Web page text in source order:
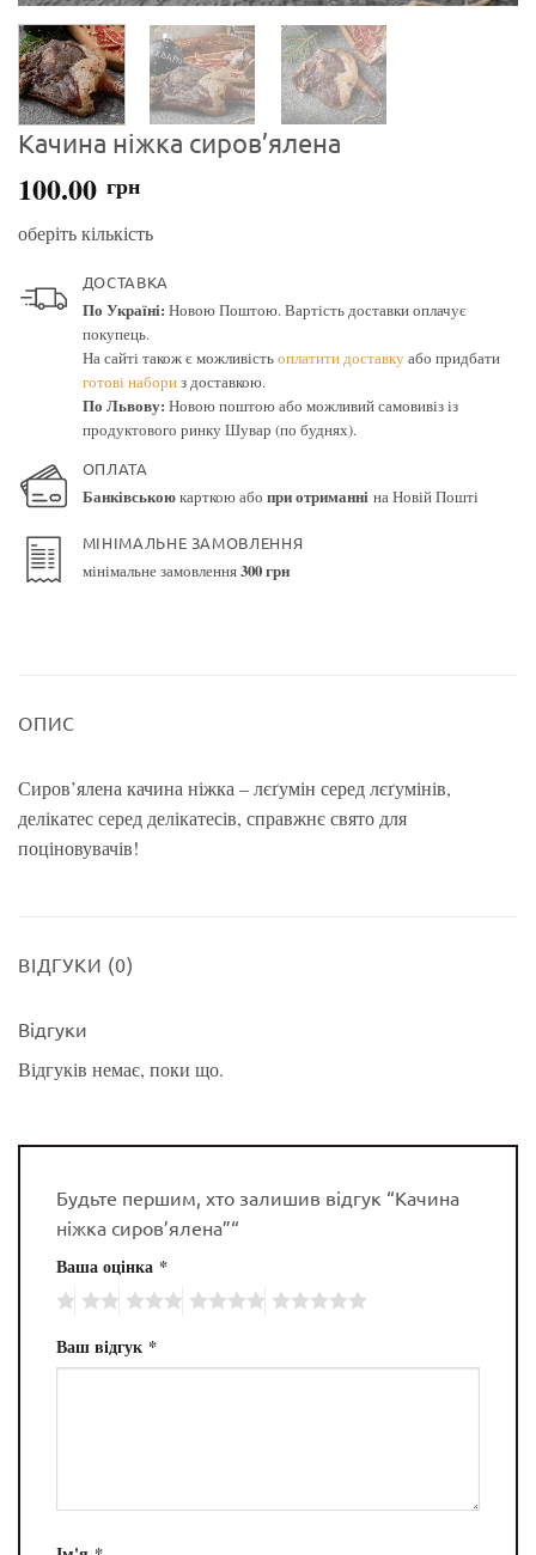
Качина ніжка сиров’ялена
100.00 грн
оберіть кількість
ДОСТАВКА
По Україні: Новою Поштою. Вартість доставки оплачує
покупець.
На сайті також є можливістьоплатити доставкуабо придбати
готові набориз доставкою.
По Львову: Новою поштою або можливий самовивіз із
продуктового ринку Шувар (по буднях).
ОПЛАТА
Банківськоюкарткою або при отриманніна Новій Пошті
МІНІМАЛЬНЕ ЗАМОВЛЕННЯ
мінімальне замовлення300 грн
ОПИС
Сиров’ялена качина ніжка – лєґумін серед лєґумінів,
делікатес серед делікатесів, справжнє свято для
поціновувачів!
ВІДГУКИ (0)
Відгуки
Відгуків немає, поки що.
Будьте першим, хто залишив відгук “Качина
ніжка сиров’ялена”“
Ваша оцінка *
Ваш відгук *